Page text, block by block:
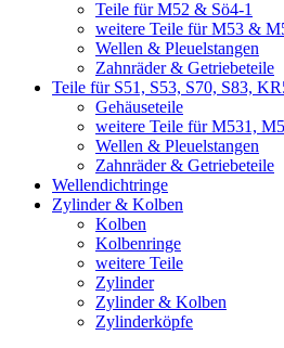
Teile für M52 & Sö4-1
weitere Teile für M53 &
Wellen & Pleuelstangen
Zahnräder & Getriebeteile
Teile für S51, S53, S70, S83,
Gehäuseteile
weitere Teile für M531,
Wellen & Pleuelstangen
Zahnräder & Getriebeteile
Wellendichtringe
Zylinder & Kolben
Kolben
Kolbenringe
weitere Teile
Zylinder
Zylinder & Kolben
Zylinderköpfe